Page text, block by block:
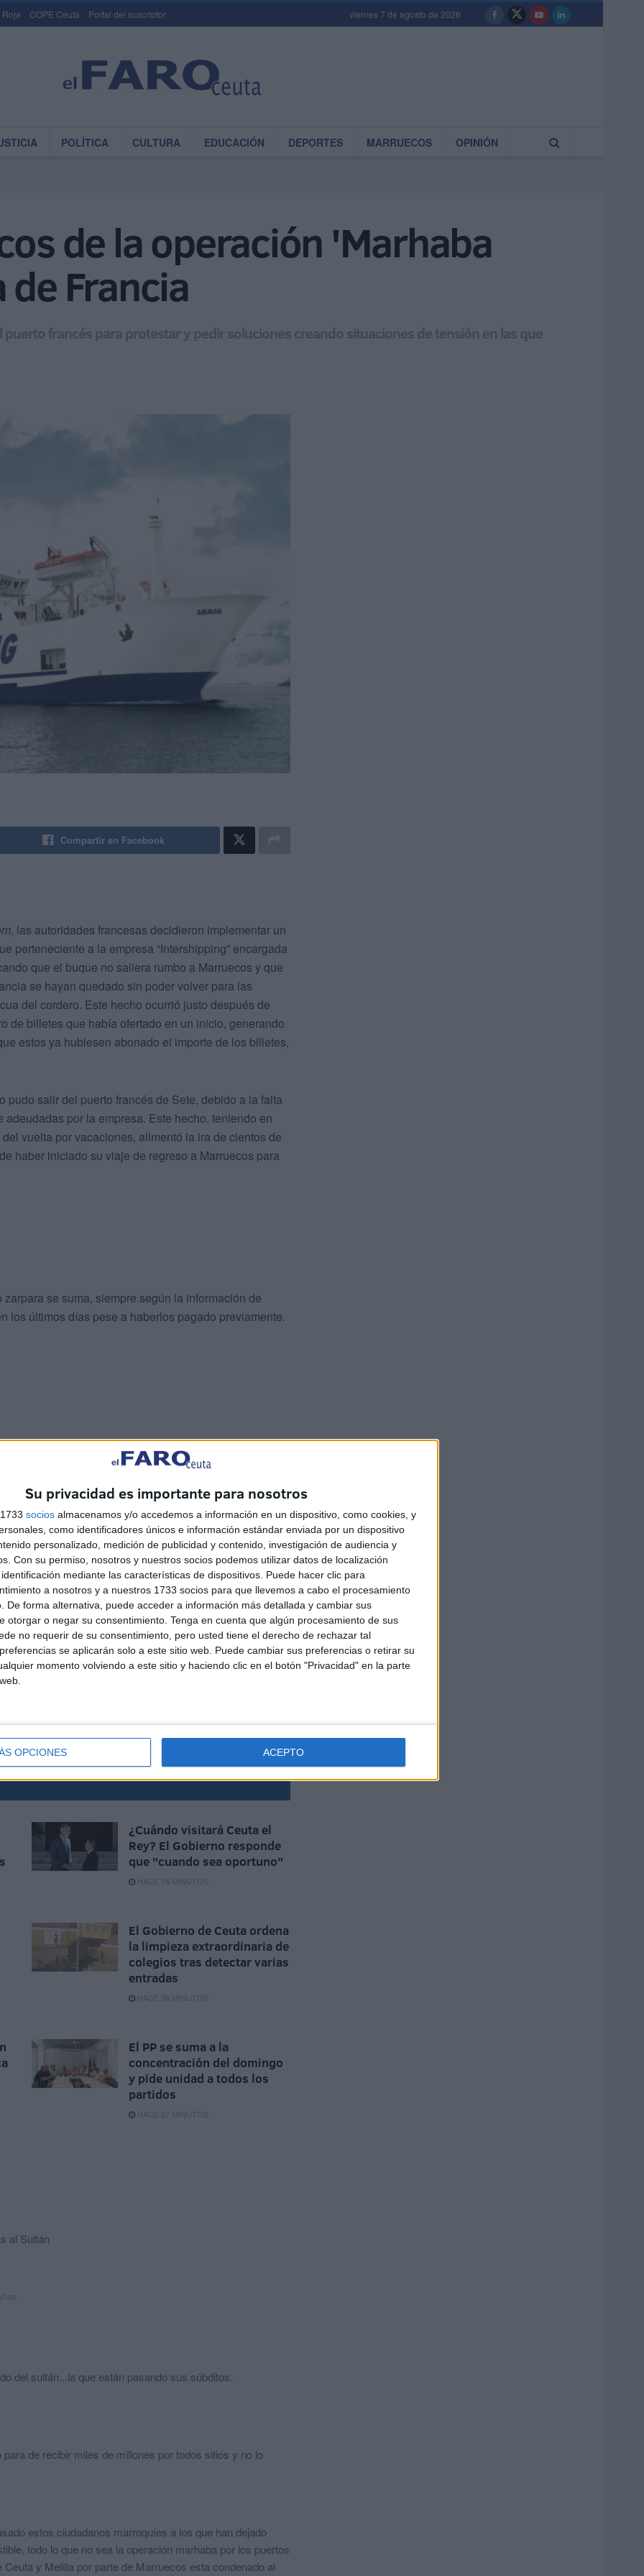
Su privacidad es importante para nosotros
socios almacenamos y/o accedemos a información en un dispositivo, como cookies, y
como identificadores únicos e información estándar enviada por un dispositivo
personalizado, medición de publicidad y contenido, investigación de audiencia y
Con su permiso, nosotros y nuestros socios podemos utilizar datos de localización
mediante las características de dispositivos. Puede hacer clic para
a nosotros y a nuestros 1733 socios para que llevemos a cabo el procesamiento
De forma alternativa, puede acceder a información más detallada y cambiar sus
otorgar o negar su consentimiento. Tenga en cuenta que algún procesamiento de sus
no requerir de su consentimiento, pero usted tiene el derecho de rechazar tal
se aplicarán solo a este sitio web. Puede cambiar sus preferencias o retirar su
momento volviendo a este sitio y haciendo clic en el botón "Privacidad" en la parte
OPCIONES ACEPTO
Roja COPE Ceuta Portal del suscriptor viernes 7 de agosto de 2026
POLÍTICA CULTURA EDUCACIÓN DEPORTES MARRUECOS OPINIÓN
de la operación 'Marhaba
Francia
francés para protestar y pedir soluciones creando situaciones de tensión en las que
Compartir en Facebook
, las autoridades francesas decidieron implementar un
perteneciente a la empresa “Intershipping” encargada
que el buque no saliera rumbo a Marruecos y que
se hayan quedado sin poder volver para las
del cordero. Este hecho ocurrió justo después de
de billetes que había ofertado en un inicio, generando
estos ya hubiesen abonado el importe de los billetes,
salir del puerto francés de Sete, debido a la falta
por la empresa. Este hecho, teniendo en
vuelta por vacaciones, alimentó la ira de cientos de
haber iniciado su viaje de regreso a Marruecos para
se suma, siempre según la información de
los últimos días pese a haberlos pagado previamente.
que residen en Francia, se sorprendieron de que el
de su apertura para permitir que la comunidad
de que marroquíes de Francia y muchos de
una solución al incidente, que se encontró con la
¿Cuándo visitará Ceuta el
Rey? El Gobierno responde
que "cuando sea oportuno"
HACE 18 MINUTOS
El Gobierno de Ceuta ordena
la limpieza extraordinaria de
colegios tras detectar varias
entradas
HACE 38 MINUTOS
El PP se suma a la
concentración del domingo
y pide unidad a todos los
partidos
HACE 57 MINUTOS
al Sultán
del sultán...la que están pasando sus súbditos.
de recibir miles de millones por todos sitios y no lo
estos ciudadanos marroquíes a los que han dejado
todo lo que no sea la operación marhaba por los puertos
y Melilla por parte de Marruecos esta condenado al